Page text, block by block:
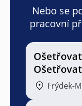
Nebo se
pracovní
Frýdek-